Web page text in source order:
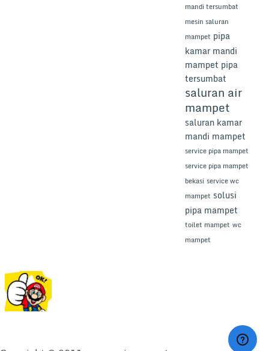
mandi tersumbat
mesin saluran
mampet pipa
kamar mandi
mampet pipa
tersumbat
saluran air
mampet
saluran kamar
mandi mampet
service pipa mampet
service pipa mampet
bekasi service wc
mampet solusi
pipa mampet
toilet mampet wc
mampet